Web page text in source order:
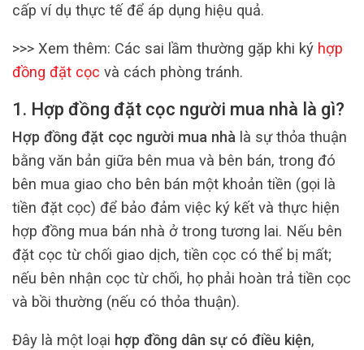
cấp ví dụ thực tế để áp dụng hiệu quả.
>>> Xem thêm: Các sai lầm thường gặp khi ký hợp
đồng đặt cọc và cách phòng tránh.
1. Hợp đồng đặt cọc người mua nhà là gì?
Hợp đồng đặt cọc người mua nhà là sự thỏa thuận
bằng văn bản giữa bên mua và bên bán, trong đó
bên mua giao cho bên bán một khoản tiền (gọi là
tiền đặt cọc) để bảo đảm việc ký kết và thực hiện
hợp đồng mua bán nhà ở trong tương lai. Nếu bên
đặt cọc từ chối giao dịch, tiền cọc có thể bị mất;
nếu bên nhận cọc từ chối, họ phải hoàn trả tiền cọc
và bồi thường (nếu có thỏa thuận).
Đây là một loại hợp đồng dân sự có điều kiện,